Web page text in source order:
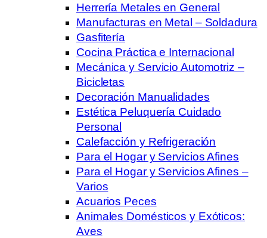
Herrería Metales en General
Manufacturas en Metal – Soldadura
Gasfitería
Cocina Práctica e Internacional
Mecánica y Servicio Automotriz –
Bicicletas
Decoración Manualidades
Estética Peluquería Cuidado
Personal
Calefacción y Refrigeración
Para el Hogar y Servicios Afines
Para el Hogar y Servicios Afines –
Varios
Acuarios Peces
Animales Domésticos y Exóticos:
Aves